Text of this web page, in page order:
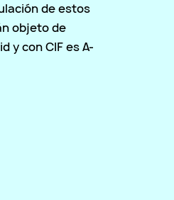
de estos
objeto de
y con CIF es A-